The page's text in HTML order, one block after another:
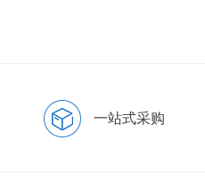
一站式采购